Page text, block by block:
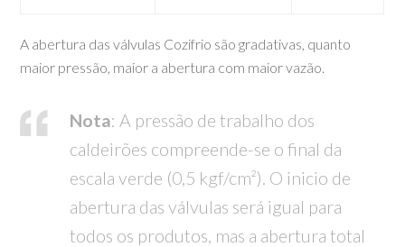
A abertura das válvulas Cozifrio são gradativas, quanto
maior pressão, maior a abertura com maior vazão.
Nota: A pressão de trabalho dos
caldeirões compreende-se o final da
escala verde (0,5 kgf/cm²). O inicio de
abertura das válvulas será igual para
todos os produtos, mas a abertura total